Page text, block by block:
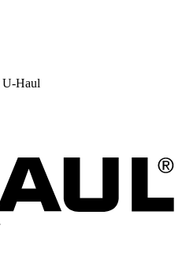
U-Haul